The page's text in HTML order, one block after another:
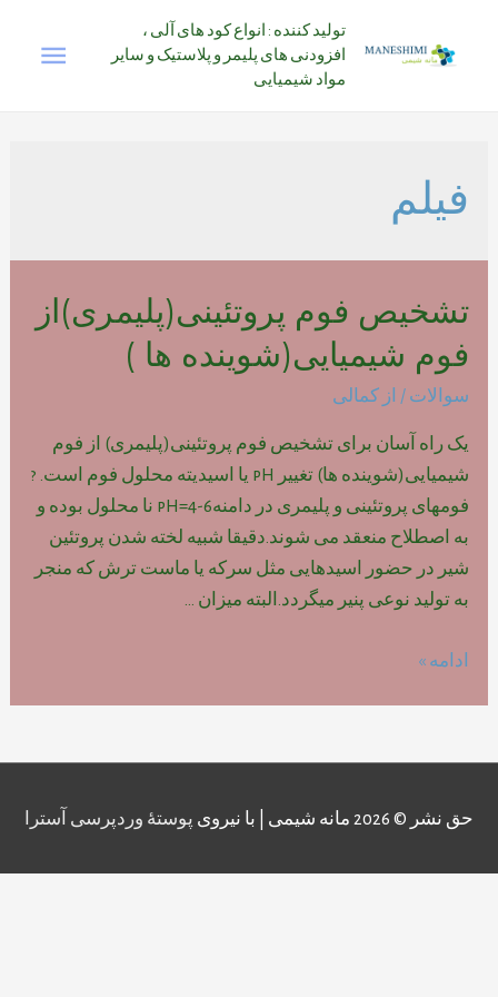
تولید کننده : انواع کود های آلی ،
افزودنی های پلیمر و پلاستیک و سایر
مواد شیمیایی
فیلم
تشخیص فوم پروتئینی(پلیمری)از
فوم شیمیایی(شوینده ها )
سوالات / از کمالی
یک راه آسان برای تشخیص فوم پروتئینی(پلیمری) از فوم
شیمیایی(شوینده ها) تغییر pH یا اسیدیته محلول فوم است. ?
فومهای پروتئینی و پلیمری در دامنهpH=4-6 نا محلول بوده و
به اصطلاح منعقد می شوند.دقیقا شبیه لخته شدن پروتئین
شیر در حضور اسیدهایی مثل سرکه یا ماست ترش که منجر
به تولید نوعی پنیر میگردد.البته میزان …
تشخیص
ها
ادامه »
حق نشر © 2026 مانه شیمی | با نیروی پوستهٔ وردپرسی آسترا